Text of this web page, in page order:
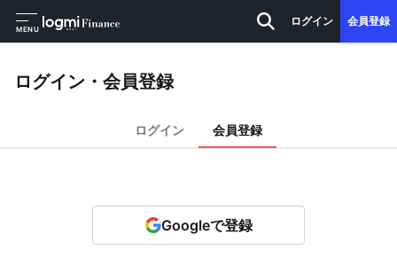
MENU
ログイン 会員登録
ログイン・会員登録
ログイン 会員登録
Googleで登録